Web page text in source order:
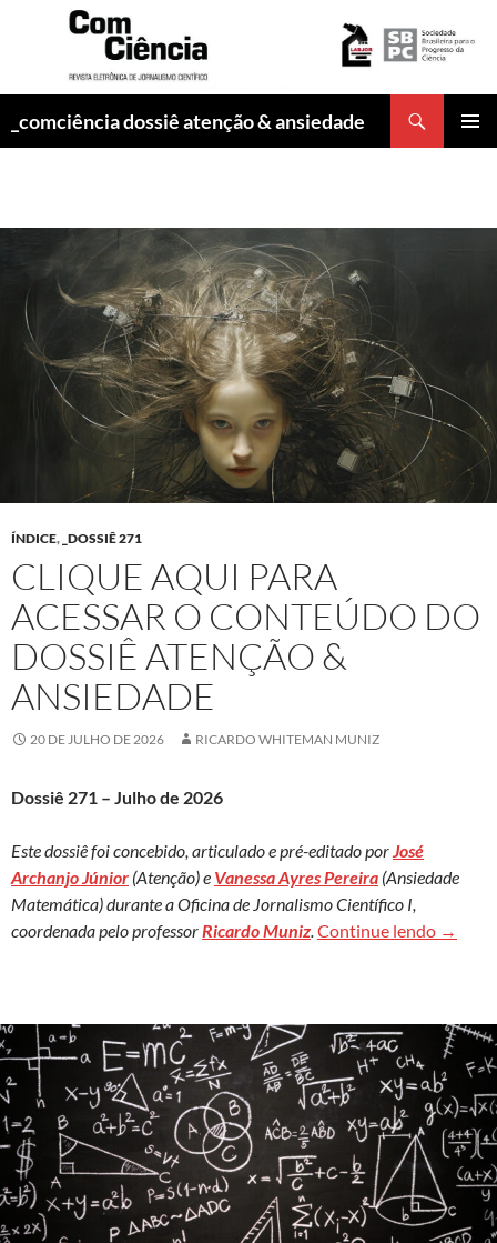
_comciência dossiê atenção & ansiedade
ÍNDICE, _DOSSIÊ 271
CLIQUE AQUI PARA
ACESSAR O CONTEÚDO DO
DOSSIÊ ATENÇÃO &
ANSIEDADE
20 DE JULHO DE 2026 RICARDO WHITEMAN MUNIZ
Dossiê 271 – Julho de 2026
Este dossiê foi concebido, articulado e pré-editado porJosé
Archanjo Júnior (Atenção) e Vanessa Ayres Pereira (Ansiedade
Matemática) durante a Oficina de Jornalismo Científico I,
coordenada pelo professorRicardo Muniz.Continue lendo Clique
→